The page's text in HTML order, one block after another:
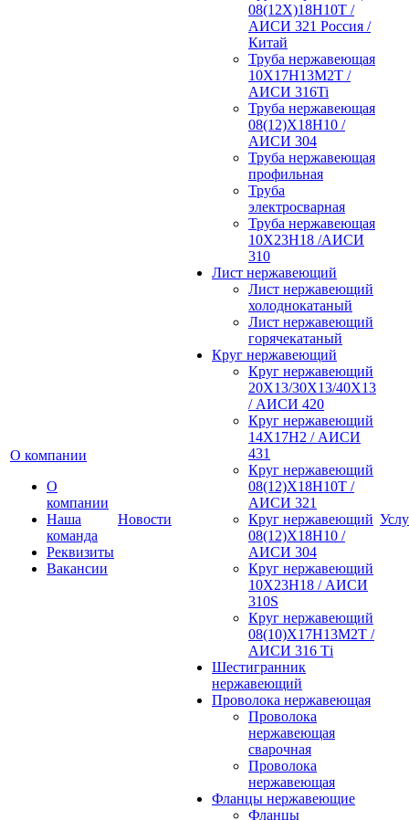
О компании
О
компании
Наша
команда
Реквизиты
Вакансии
Новости
08(12Х)18Н10Т /
АИСИ 321 Россия /
Китай
Труба нержавеющая
10Х17Н13М2Т /
АИСИ 316Ti
Труба нержавеющая
08(12)Х18Н10 /
АИСИ 304
Труба нержавеющая
профильная
Труба
электросварная
Труба нержавеющая
10Х23Н18 /АИСИ
310
Лист нержавеющий
Лист нержавеющий
холоднокатаный
Лист нержавеющий
горячекатаный
Круг нержавеющий
Круг нержавеющий
20Х13/30Х13/40Х13
/ АИСИ 420
Круг нержавеющий
14Х17Н2 / АИСИ
431
Круг нержавеющий
08(12)Х18Н10Т /
АИСИ 321
Круг нержавеющий
08(12)Х18Н10 /
АИСИ 304
Круг нержавеющий
10Х23Н18 / АИСИ
310S
Круг нержавеющий
08(10)Х17Н13М2Т /
АИСИ 316 Тi
Шестигранник
нержавеющий
Проволока нержавеющая
Проволока
нержавеющая
сварочная
Проволока
нержавеющая
Фланцы нержавеющие
Фланцы